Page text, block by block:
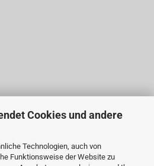
Cookies und andere
Technologien, auch von
Funktionsweise der Website zu